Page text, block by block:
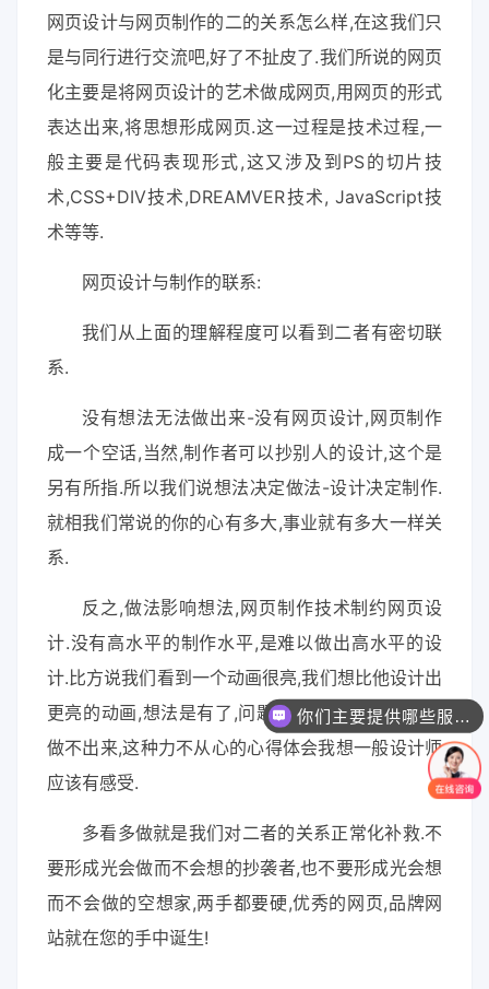
网页设计与网页制作的二的关系怎么样,在这我们只
是与同行进行交流吧,好了不扯皮了.我们所说的网页
化主要是将网页设计的艺术做成网页,用网页的形式
表达出来,将思想形成网页.这一过程是技术过程,一
般主要是代码表现形式,这又涉及到PS的切片技
术,CSS+DIV技术,DREAMVER技术, JavaScript技
术等等.
网页设计与制作的联系:
我们从上面的理解程度可以看到二者有密切联
系.
没有想法无法做出来-没有网页设计,网页制作
成一个空话,当然,制作者可以抄别人的设计,这个是
另有所指.所以我们说想法决定做法-设计决定制作.
就相我们常说的你的心有多大,事业就有多大一样关
系.
反之,做法影响想法,网页制作技术制约网页设
计.没有高水平的制作水平,是难以做出高水平的设
计.比方说我们看到一个动画很亮,我们想比他设计出
更亮的动画,想法是有了,问题制作水平跟不上,就是
做不出来,这种力不从心的心得体会我想一般设计师
应该有感受.
多看多做就是我们对二者的关系正常化补救.不
要形成光会做而不会想的抄袭者,也不要形成光会想
而不会做的空想家,两手都要硬,优秀的网页,品牌网
站就在您的手中诞生!
你们主要提供哪些服务？可以根据需求定制吗？